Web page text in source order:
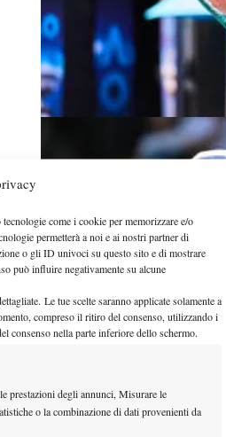
come i cookie per memorizzare e/o
permetterà a noi e ai nostri partner di
o gli ID univoci su questo sito e di mostrare
può influire negativamente su alcune
Le tue scelte saranno applicate solamente a
compreso il ritiro del consenso, utilizzando i
consenso nella parte inferiore dello schermo.
prestazioni degli annunci, Misurare le
o la combinazione di dati provenienti da